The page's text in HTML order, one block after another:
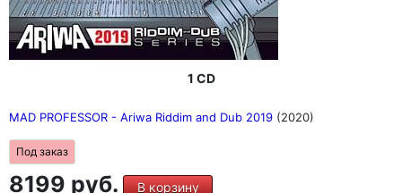
1 CD
MAD PROFESSOR - Ariwa Riddim and Dub 2019 (2020)
Под заказ
8199 руб. В корзину